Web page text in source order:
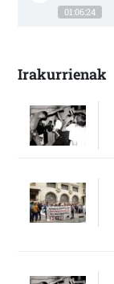
01:06:24
Irakurrienak